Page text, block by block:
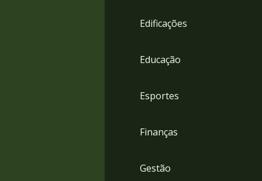
Edificações
Educação
Esportes
Finanças
Gestão